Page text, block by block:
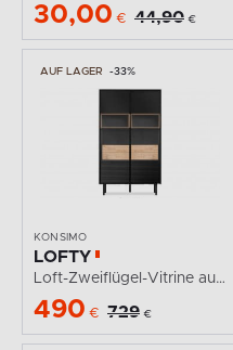
30,00 € 44,90 €
AUF LAGER -33%
KONSIMO
LOFTY
Loft-Zweiflügel-Vitrine auf hohen Beinen
490 € 729 €